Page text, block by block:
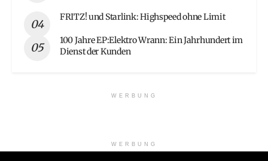
FRITZ! und Starlink: Highspeed ohne Limit
100 Jahre EP:Elektro Wrann: Ein Jahrhundert im
Dienst der Kunden
WERBUNG
WERBUNG